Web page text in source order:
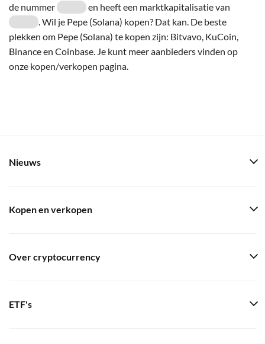
de nummer
en heeft een marktkapitalisatie van
. Wil je Pepe (Solana) kopen? Dat kan. De beste
plekken om Pepe (Solana) te kopen zijn: Bitvavo, KuCoin,
Binance en Coinbase. Je kunt meer aanbieders vinden op
onze kopen/verkopen pagina.
Nieuws
Kopen en verkopen
Over cryptocurrency
ETF's